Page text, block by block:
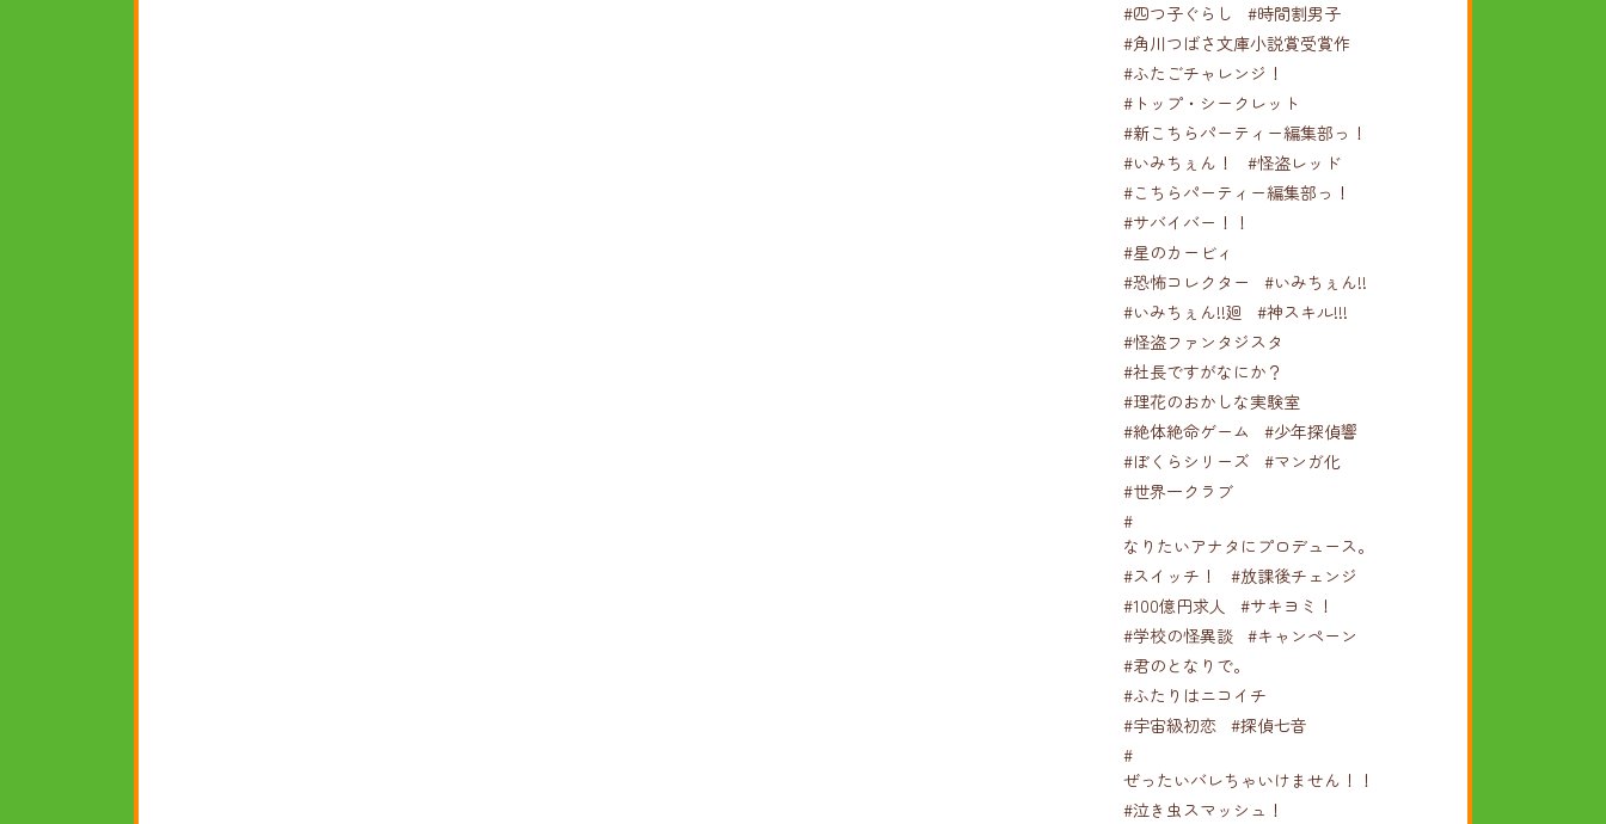
#四つ子ぐらし
#時間割男子
#角川つばさ文庫小説賞受賞作
#ふたごチャレンジ！
#トップ・シークレット
#新こちらパーティー編集部っ！
#いみちぇん！
#怪盗レッド
#こちらパーティー編集部っ！
#サバイバー！！
#星のカービィ
#恐怖コレクター
#いみちぇん!!
#いみちぇん!!廻
#神スキル!!!
#怪盗ファンタジスタ
#社長ですがなにか？
#理花のおかしな実験室
#絶体絶命ゲーム
#少年探偵響
#ぼくらシリーズ
#マンガ化
#世界一クラブ
#
なりたいアナタにプロデュース。
#スイッチ！
#放課後チェンジ
#100億円求人
#サキヨミ！
#学校の怪異談 #キャンペーン
#君のとなりで。
#ふたりはニコイチ
#宇宙級初恋 #探偵七音
#
ぜったいバレちゃいけません！！！
#泣き虫スマッシュ！